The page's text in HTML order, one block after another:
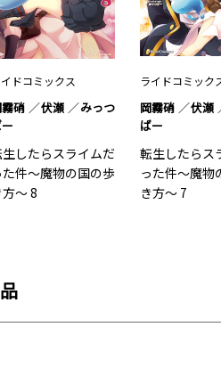
ドコミックス
硝 伏瀬
みっつ
したらスライムだ
た件～魔物の国の歩
方～ 8
ライドコミック
岡霧硝
伏瀬
ばー
転生したらス
った件～魔物
き方～ 7